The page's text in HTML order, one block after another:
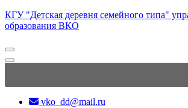
Перейти
к
(нажмите
Enter)
КГУ "Детская деревня семейного типа"
образования ВКО
vko_dd@mail.ru